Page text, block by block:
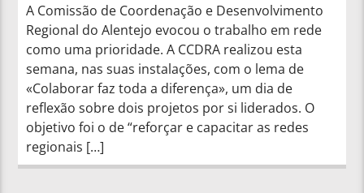
A Comissão de Coordenação e Desenvolvimento
Regional do Alentejo evocou o trabalho em rede
como uma prioridade. A CCDRA realizou esta
semana, nas suas instalações, com o lema de
«Colaborar faz toda a diferença», um dia de
reflexão sobre dois projetos por si liderados. O
objetivo foi o de “reforçar e capacitar as redes
regionais […]